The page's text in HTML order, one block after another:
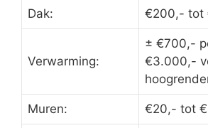
Dak: €200,- tot
Verwarming:
± €700,-
€3.000,-
Muren: €20,- tot